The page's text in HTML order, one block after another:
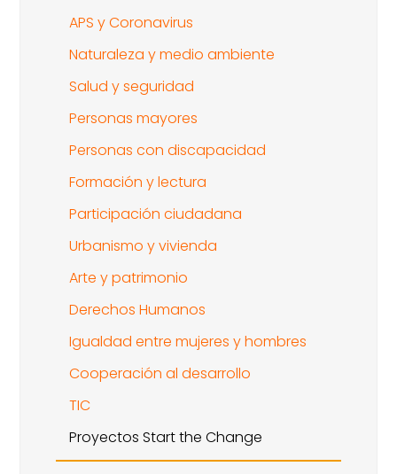
APS y Coronavirus
Naturaleza y medio ambiente
Salud y seguridad
Personas mayores
Personas con discapacidad
Formación y lectura
Participación ciudadana
Urbanismo y vivienda
Arte y patrimonio
Derechos Humanos
Igualdad entre mujeres y hombres
Cooperación al desarrollo
TIC
Proyectos Start the Change